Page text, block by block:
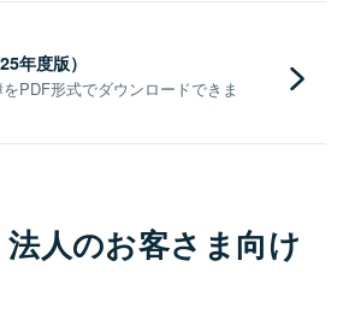
年度版）
PDF形式でダウンロードできま
人のお客さま向け